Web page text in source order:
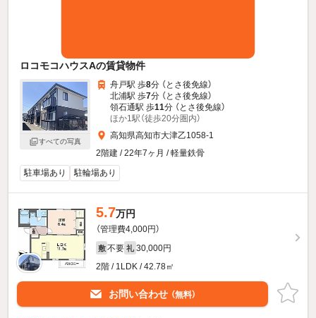
ロコモコハウスAの賃貸物件
すべての写真
舟戸駅 歩8分 （とさ後免線）
北浦駅 歩7分 （とさ後免線）
領石通駅 歩11分 （とさ後免線）
ほか1駅（徒歩20分圏内）
高知県高知市大津乙1058-1
2階建 / 22年7ヶ月 / 軽量鉄骨
駐車場あり
駐輪場あり
5.7万円
（管理費4,000円）
敷 不要 礼 30,000円
2階 / 1LDK / 42.78㎡
お問い合わせ （無料）